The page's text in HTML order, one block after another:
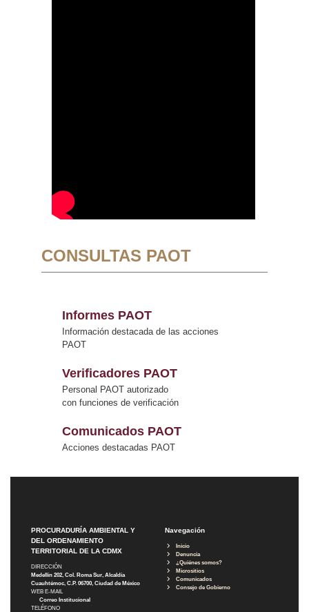
CONSULTAS PAOT
Informes PAOT
Información destacada de las acciones
PAOT
Verificadores PAOT
Personal PAOT autorizado
con funciones de verificación
Comunicados PAOT
Acciones destacadas PAOT
PROCURADURÍA AMBIENTAL Y
DEL ORDENAMIENTO
TERRITORIAL DE LA CDMX
DIRECCIÓN
Medellín 202, Col. Roma Sur, Alcaldía
Cuauhtémoc, C.P. 06700, Ciudad de México
WEB E-MAIL
Correo Institucional
TELÉFONO
Navegación
Inicio
Denuncia
¿Quiénes somos?
Micrositios
Comunicados
Consejo de Gobierno